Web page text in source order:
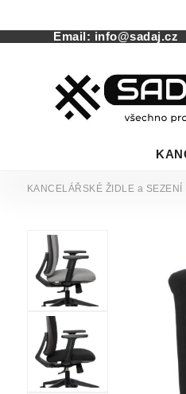
Email: info@sadaj.cz
KANCELÁŘSKÉ ŽIDLE a SEZENÍ